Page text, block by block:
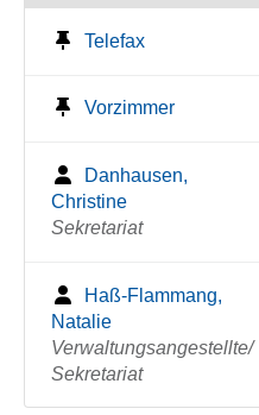
Telefax
Vorzimmer
Danhausen,
Christine
Sekretariat
Haß-Flammang,
Natalie
Verwaltungsangestellte/
Sekretariat